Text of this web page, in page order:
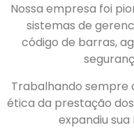
Nossa empresa foi
sistemas de
código de barras,
Trabalhando sempre
ética da prestação
expandiu